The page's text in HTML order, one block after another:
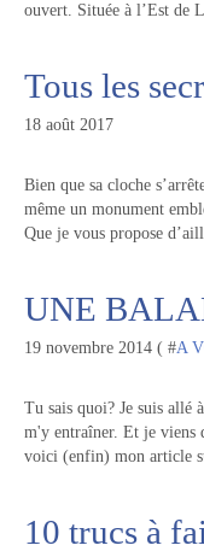
ouvert. Située à l’Est de
Tous les
18 août 2017
Bien que sa cloche
même un monument
Que je vous propose
UNE
19 novembre 2014 ( #A
Tu sais quoi? Je suis
m'y entraîner. Et je viens
voici (enfin) mon article
10 trucs à